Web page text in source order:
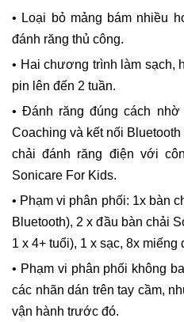
• Loại bỏ mảng bám nhiều
đánh răng thủ công.
• Hai chương trình làm sạch,
pin lên đến 2 tuần.
• Đánh răng đúng cách
Coaching và kết nối
chải đánh răng điện với
Sonicare For Kids.
• Phạm vi phân phối: 1x bàn
Bluetooth), 2 x đầu bàn chải
1 x 4+ tuổi), 1 x sạc, 8x miếng
• Phạm vi phân phối không
các nhãn dán trên tay cầm,
vận hành trước đó.